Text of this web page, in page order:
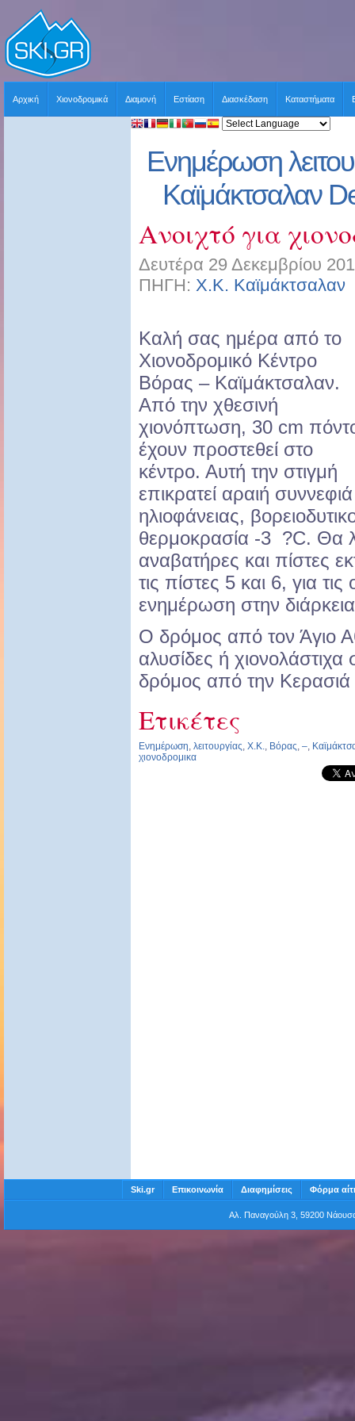
Αρχική Χιονοδρομικά Διαμονή Εστίαση Διασκέδαση Καταστήματα
Ενημέρωση
Καϊμάκτσαλαν
Ανοιχτό για
Δευτέρα 29 Δεκεμβρίου
ΠΗΓΗ: Χ.Κ. Καϊμάκτσαλαν
Καλή σας ημέρα από το
Χιονοδρομικό Κέντρο
Βόρας – Καϊμάκτσαλαν.
Από την χθεσινή
χιονόπτωση, 30 cm
έχουν προστεθεί στο
κέντρο. Αυτή την στιγμή
επικρατεί αραιή
ηλιοφάνειας,
θερμοκρασία -3 ?C. Θα
αναβατήρες και πίστες
τις πίστες 5 και 6, για
ενημέρωση στην
Ο δρόμος από τον Άγιο
αλυσίδες ή
δρόμος από την Κερασιά
Ετικέτες
Ενημέρωση, λειτουργίας, Χ.Κ., Βόρας, –,
χιονοδρομικα
Ski.gr Επικοινωνία Διαφημίσεις Φόρμα
Αλ. Παναγούλη 3, 59200